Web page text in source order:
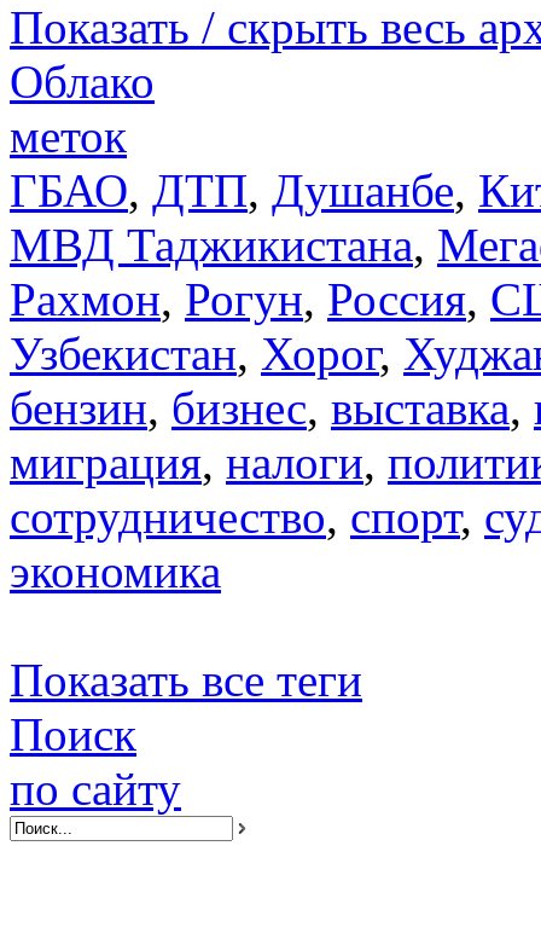
Показать / скрыть весь
Облако
меток
ГБАО, ДТП, Душанбе,
МВД Таджикистана,
Рахмон, Рогун, Россия,
Узбекистан, Хорог,
бензин, бизнес, выставка,
миграция, налоги,
сотрудничество, спорт,
экономика
Показать все теги
Поиск
по сайту